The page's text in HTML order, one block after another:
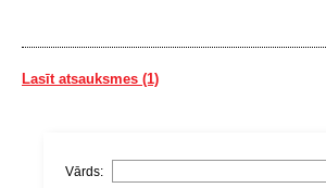
Lasīt atsauksmes (1)
Vārds: